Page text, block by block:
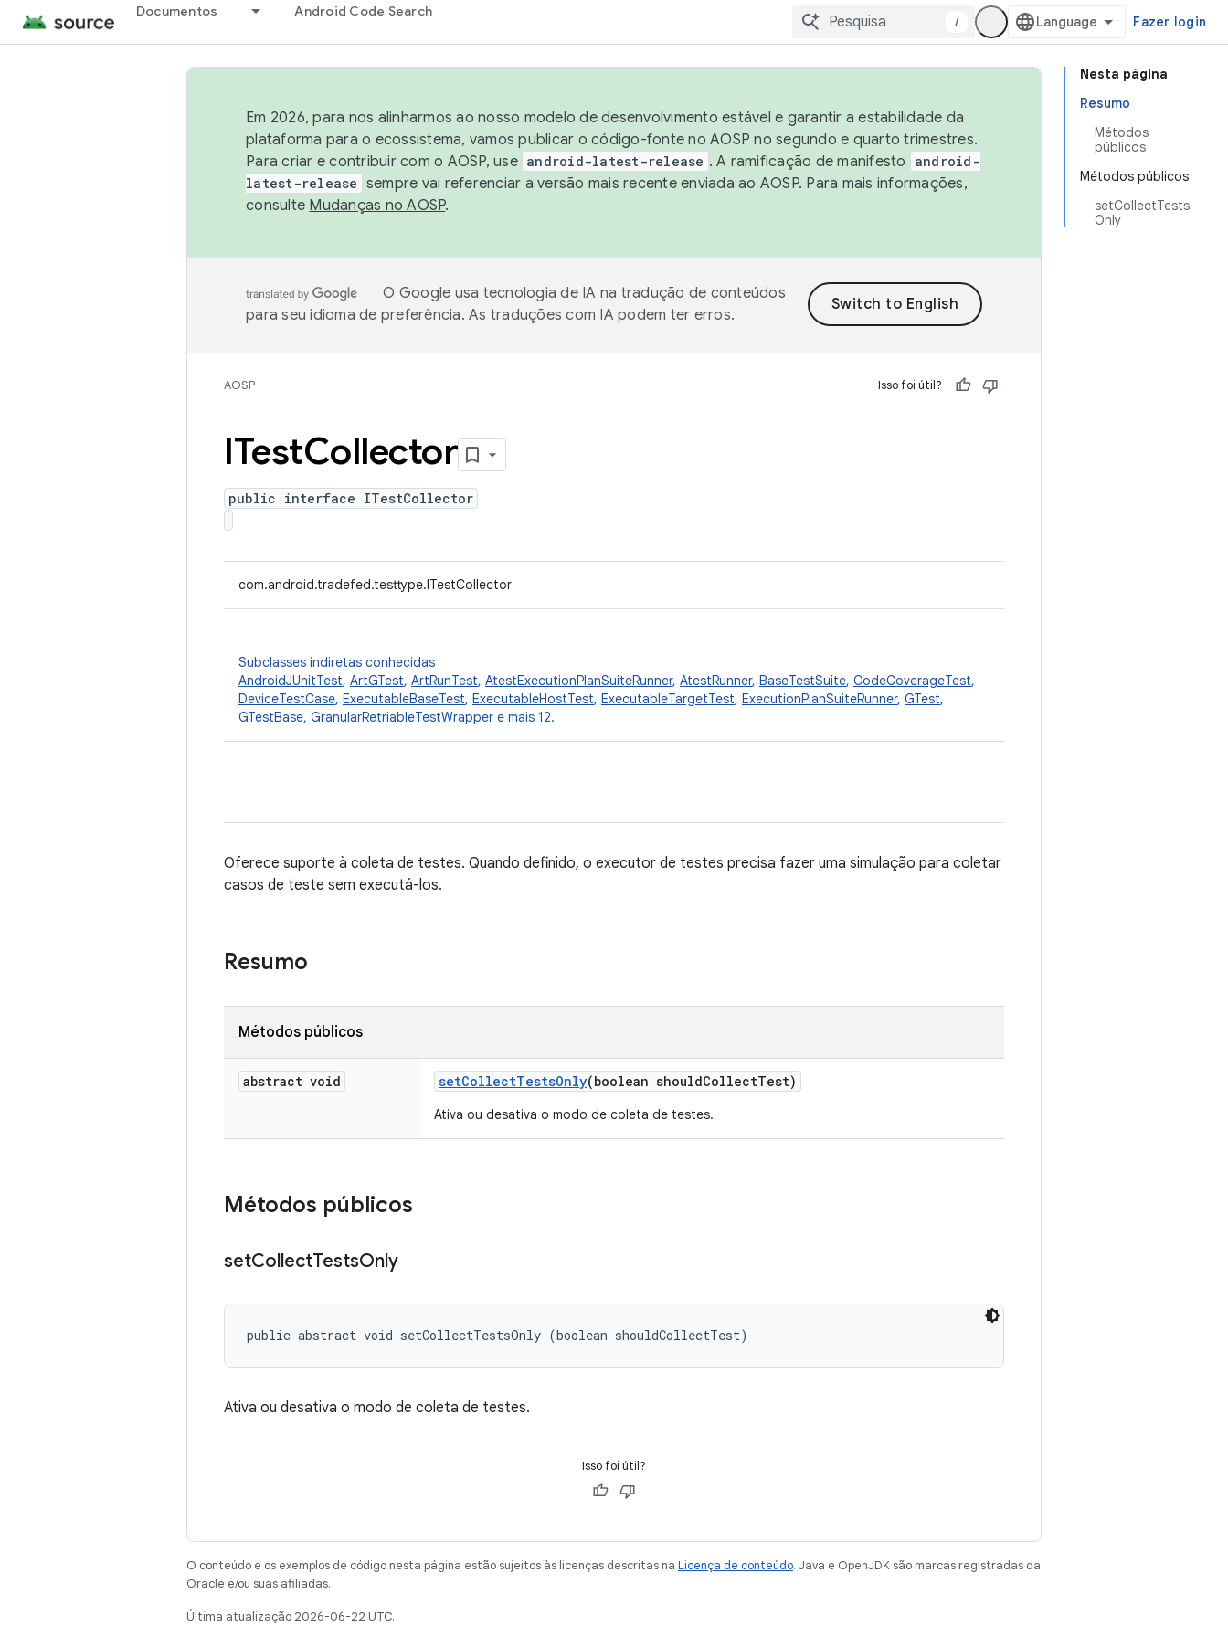
Documentos Android Code Search
/ Fazer login
Nesta página
Resumo
Métodos
públicos
Métodos públicos
setCollectTests
Only
Em 2026, para nos alinharmos ao nosso modelo de desenvolvimento estável e garantir a estabilidade da
plataforma para o ecossistema, vamos publicar o código-fonte no AOSP no segundo e quarto trimestres.
Para criar e contribuir com o AOSP, use android-latest-release . A ramificação de manifesto
android-
latest-release sempre vai referenciar a versão mais recente enviada ao AOSP. Para mais informações,
consulte Mudanças no AOSP.
O Google usa tecnologia de IA na tradução de conteúdos
para seu idioma de preferência. As traduções com IA podem ter erros.
AOSP Isso foi útil?
ITestCollector
public interface ITestCollector
com.android.tradefed.testtype.ITestCollector
Subclasses indiretas conhecidas
AndroidJUnitTest, ArtGTest, ArtRunTest, AtestExecutionPlanSuiteRunner, AtestRunner, BaseTestSuite, CodeCoverageTest,
DeviceTestCase, ExecutableBaseTest, ExecutableHostTest, ExecutableTargetTest, ExecutionPlanSuiteRunner, GTest,
GTestBase, GranularRetriableTestWrapper e mais 12.
Oferece suporte à coleta de testes. Quando definido, o executor de testes precisa fazer uma simulação para coletar
casos de teste sem executá-los.
Resumo
Métodos públicos
abstract void setCollectTestsOnly(boolean shouldCollectTest)
Ativa ou desativa o modo de coleta de testes.
Métodos públicos
setCollectTestsOnly
public abstract void setCollectTestsOnly (boolean shouldCollectTest)
Ativa ou desativa o modo de coleta de testes.
Isso foi útil?
O conteúdo e os exemplos de código nesta página estão sujeitos às licenças descritas na Licença de conteúdo. Java e OpenJDK são marcas registradas da
Oracle e/ou suas afiliadas.
Última atualização 2026-06-22 UTC.